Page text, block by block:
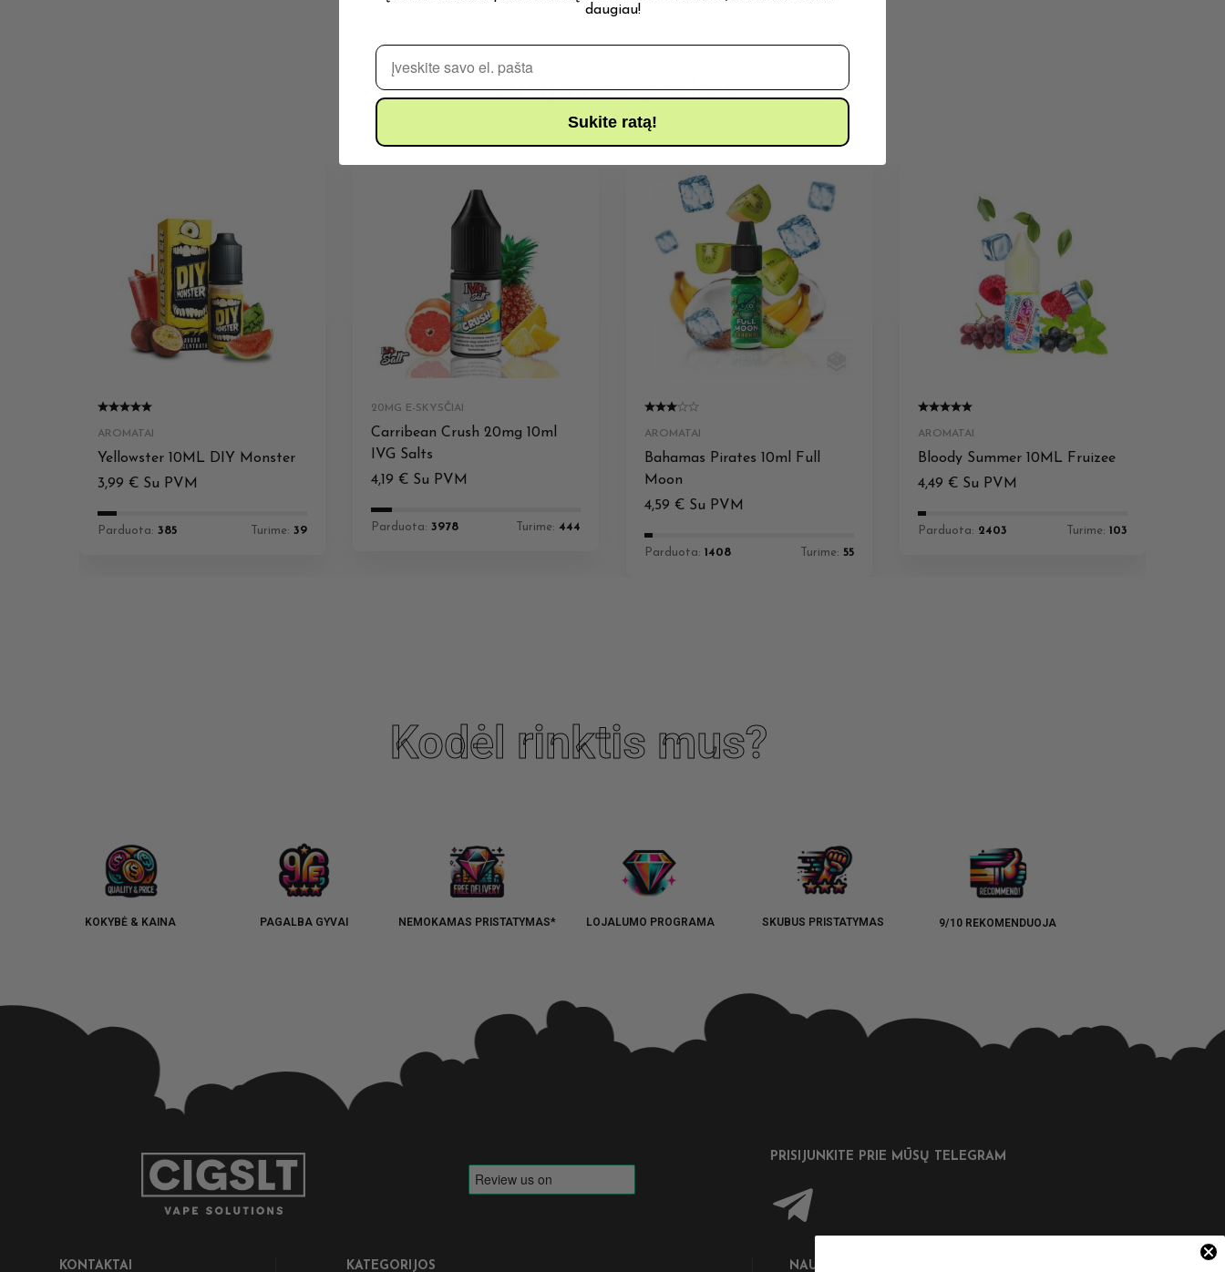
Susijusios prekės
AROMATAI
Yellowster 10ML DIY Monster
3,99 € Su PVM
Parduota: 385 Turime: 39
20MG E-SKYSČIAI
Carribean Crush 20mg 10ml
IVG Salts
4,19 € Su PVM
Parduota: 3978 Turime: 444
AROMATAI
Bahamas Pirates 10ml Full
Moon
4,59 € Su PVM
Parduota: 1408 Turime: 55
AROMATAI
Bloody Summer 10ML Fruizee
4,49 € Su PVM
Parduota: 2403 Turime: 103
Kodėl rinktis mus?
KOKYBĖ & KAINA PAGALBA GYVAI NEMOKAMAS PRISTATYMAS* LOJALUMO PROGRAMA SKUBUS PRISTATYMAS 9/10 REKOMENDUOJA
PRISIJUNKITE PRIE MŪSŲ TELEGRAM
KONTAKTAI KATEGORIJOS NAUDINGOS NUORODOS
daugiau!
El. Pašto adresas
Sukite ratą!